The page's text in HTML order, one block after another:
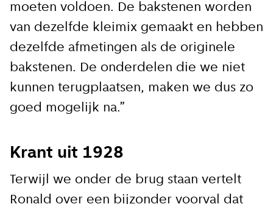
Ik ga akkoord met de
privacy voorwaarden
Aanmelden
moeten voldoen. De bakstenen worden
van dezelfde kleimix gemaakt en hebben
dezelfde afmetingen als de originele
bakstenen. De onderdelen die we niet
kunnen terugplaatsen, maken we dus zo
goed mogelijk na.”
Krant uit 1928
Terwijl we onder de brug staan vertelt
Ronald over een bijzonder voorval dat